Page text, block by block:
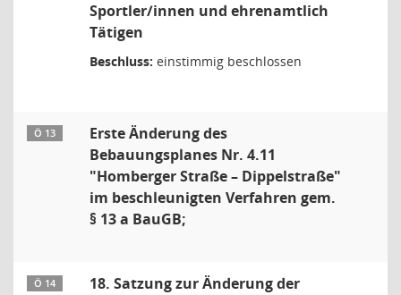
Sportler/innen und ehrenamtlich
Tätigen
Beschluss: einstimmig beschlossen
Ö 13
Erste Änderung des
Bebauungsplanes Nr. 4.11
"Homberger Straße – Dippelstraße"
im beschleunigten Verfahren gem.
§ 13 a BauGB;
Ö 14
18. Satzung zur Änderung der